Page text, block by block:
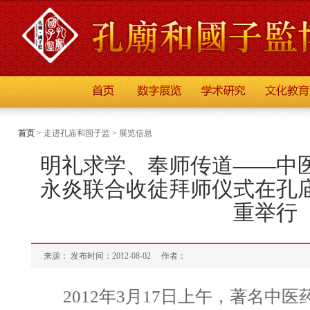
首页 > 走进孔庙和国子监 > 展览信息
明礼求学、奉师传道——中
永炎联合收徒拜师仪式在孔
重举行
来源： 发布时间：2012-08-02 作者：
2012年3月17日上午，著名中医